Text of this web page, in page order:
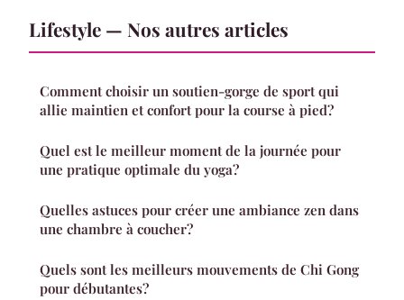
Lifestyle — Nos autres articles
Comment choisir un soutien-gorge de sport qui
allie maintien et confort pour la course à pied?
Quel est le meilleur moment de la journée pour
une pratique optimale du yoga?
Quelles astuces pour créer une ambiance zen dans
une chambre à coucher?
Quels sont les meilleurs mouvements de Chi Gong
pour débutantes?